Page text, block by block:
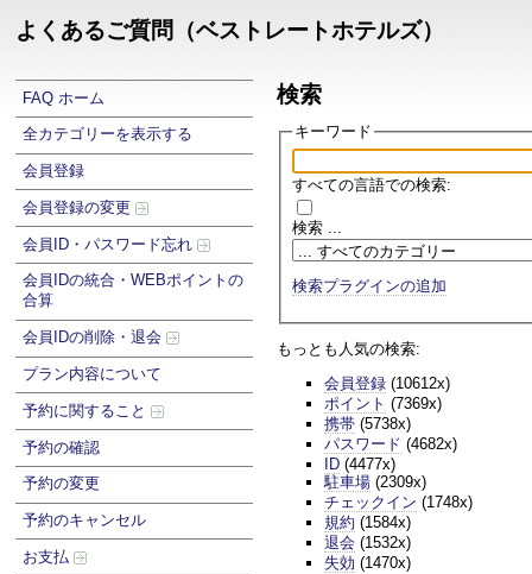
よくあるご質問（ベストレートホテルズ）
FAQ ホーム
全カテゴリーを表示する
会員登録
会員登録の変更
会員ID・パスワード忘れ
会員IDの統合・WEBポイントの
合算
会員IDの削除・退会
プラン内容について
予約に関すること
予約の確認
予約の変更
予約のキャンセル
お支払
検索
キーワード
すべての言語での検索:
検索 ...
検索プラグインの追加
もっとも人気の検索:
会員登録(10612x)
ポイント (7369x)
携帯(5738x)
パスワード (4682x)
ID(4477x)
駐車場(2309x)
チェックイン (1748x)
規約 (1584x)
退会 (1532x)
失効 (1470x)